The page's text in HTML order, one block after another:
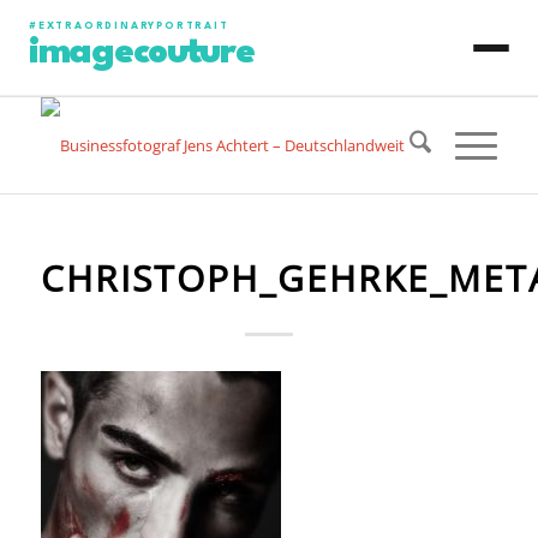
#EXTRAORDINARYPORTRAIT
imagecouture
PHOTO PORTRAIT
ART PORTRAIT
SPECIAL PROJECT